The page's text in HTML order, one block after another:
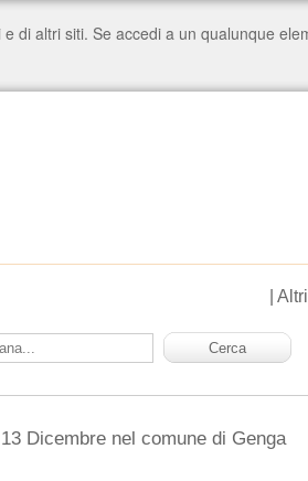
Altri
Dicembre nel comune di Genga